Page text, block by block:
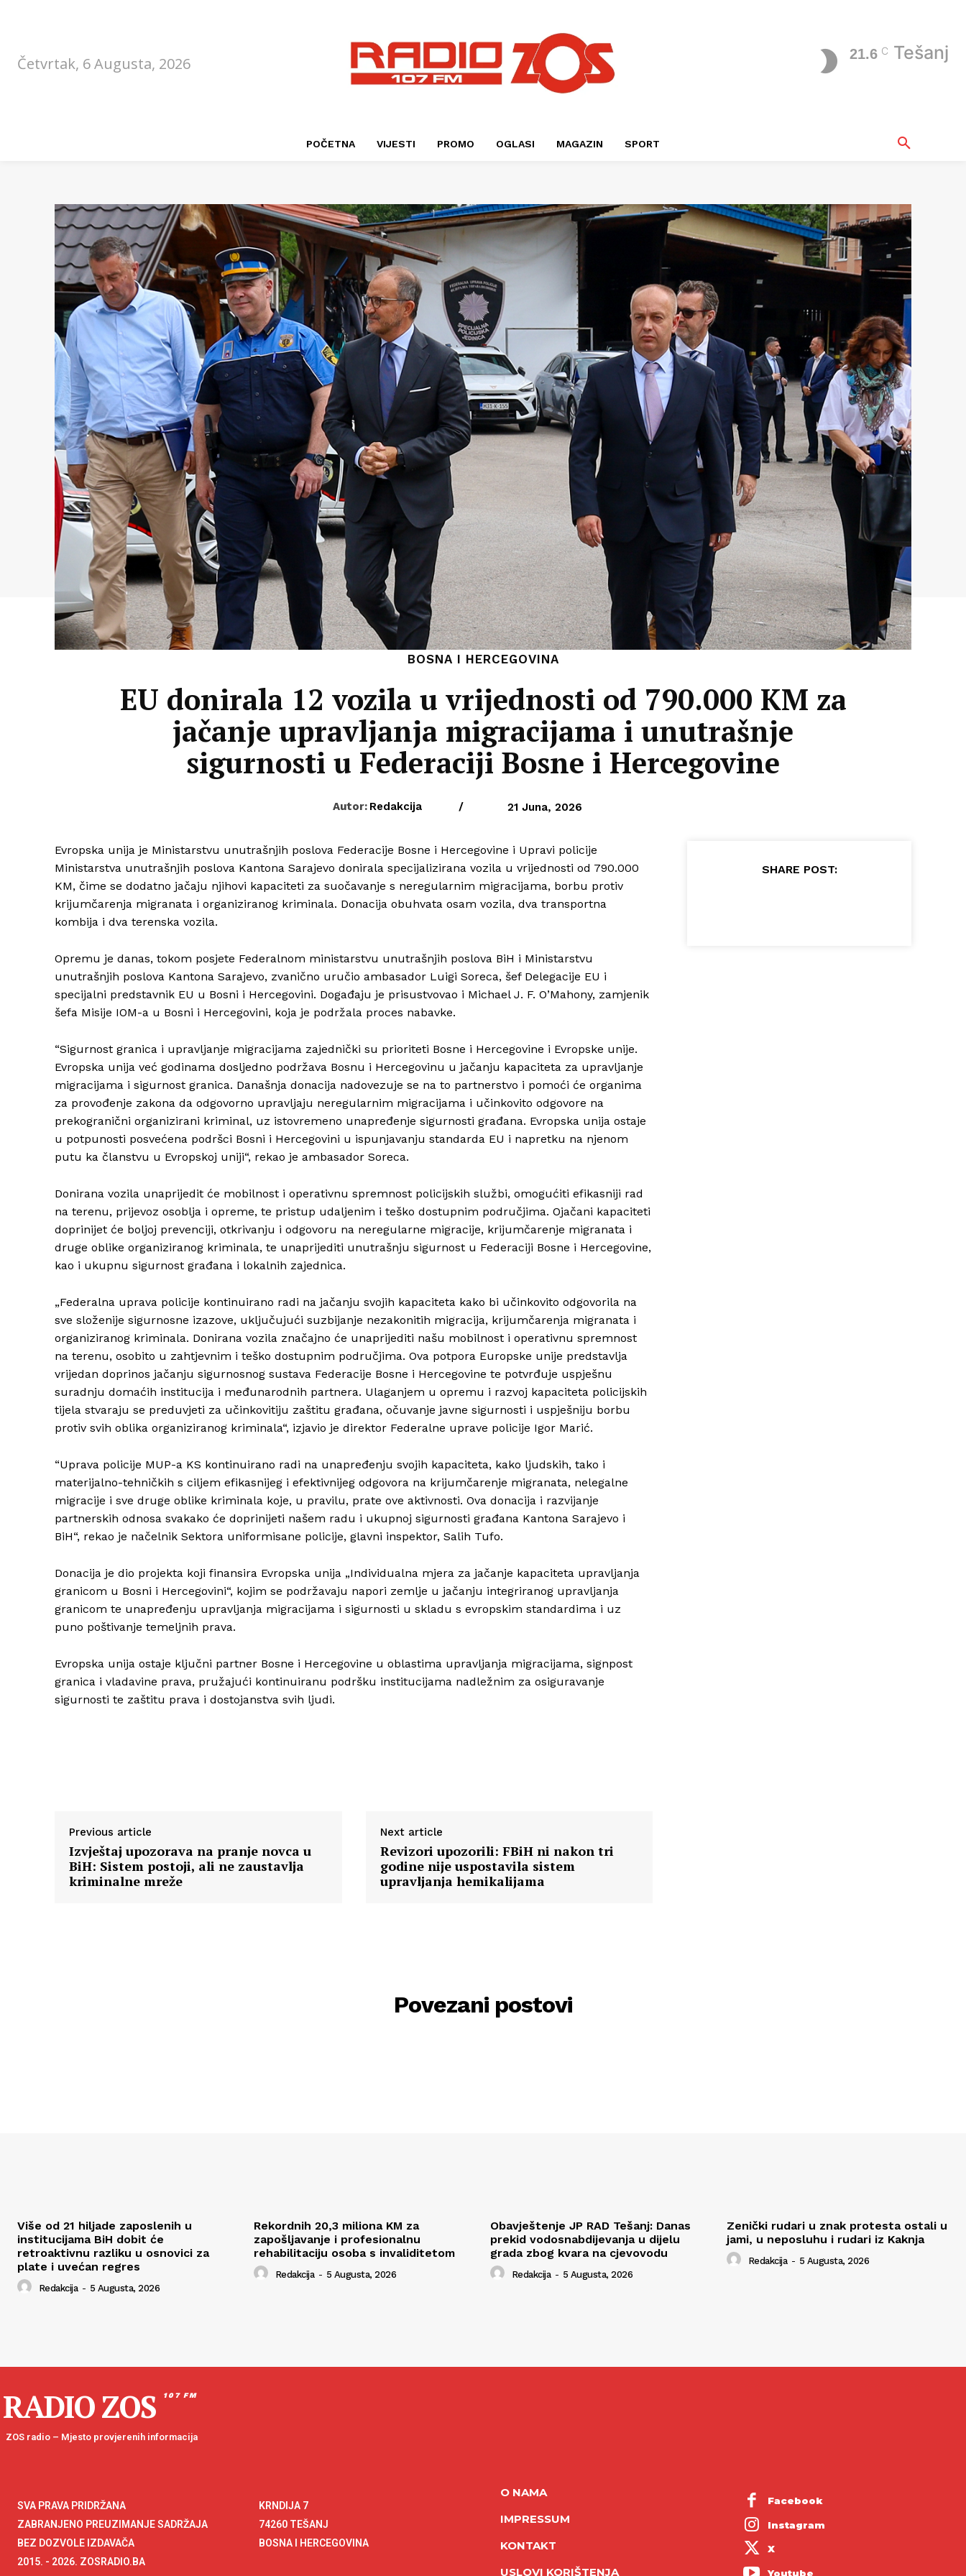
Četvrtak, 6 Augusta, 2026
21.6 C Tešanj
POČETNA VIJESTI PROMO OGLASI MAGAZIN SPORT
BOSNA I HERCEGOVINA
EU donirala 12 vozila u vrijednosti od 790.000 KM za
jačanje upravljanja migracijama i unutrašnje
sigurnosti u Federaciji Bosne i Hercegovine
Autor: Redakcija / 21 Juna, 2026
Evropska unija je Ministarstvu unutrašnjih poslova Federacije Bosne i Hercegovine i Upravi policije
Ministarstva unutrašnjih poslova Kantona Sarajevo donirala specijalizirana vozila u vrijednosti od 790.000
KM, čime se dodatno jačaju njihovi kapaciteti za suočavanje s neregularnim migracijama, borbu protiv
krijumčarenja migranata i organiziranog kriminala. Donacija obuhvata osam vozila, dva transportna
kombija i dva terenska vozila.
Opremu je danas, tokom posjete Federalnom ministarstvu unutrašnjih poslova BiH i Ministarstvu
unutrašnjih poslova Kantona Sarajevo, zvanično uručio ambasador Luigi Soreca, šef Delegacije EU i
specijalni predstavnik EU u Bosni i Hercegovini. Događaju je prisustvovao i Michael J. F. O’Mahony, zamjenik
šefa Misije IOM-a u Bosni i Hercegovini, koja je podržala proces nabavke.
“Sigurnost granica i upravljanje migracijama zajednički su prioriteti Bosne i Hercegovine i Evropske unije.
Evropska unija već godinama dosljedno podržava Bosnu i Hercegovinu u jačanju kapaciteta za upravljanje
migracijama i sigurnost granica. Današnja donacija nadovezuje se na to partnerstvo i pomoći će organima
za provođenje zakona da odgovorno upravljaju neregularnim migracijama i učinkovito odgovore na
prekogranični organizirani kriminal, uz istovremeno unapređenje sigurnosti građana. Evropska unija ostaje
u potpunosti posvećena podršci Bosni i Hercegovini u ispunjavanju standarda EU i napretku na njenom
putu ka članstvu u Evropskoj uniji“, rekao je ambasador Soreca.
Donirana vozila unaprijedit će mobilnost i operativnu spremnost policijskih službi, omogućiti efikasniji rad
na terenu, prijevoz osoblja i opreme, te pristup udaljenim i teško dostupnim područjima. Ojačani kapaciteti
doprinijet će boljoj prevenciji, otkrivanju i odgovoru na neregularne migracije, krijumčarenje migranata i
druge oblike organiziranog kriminala, te unaprijediti unutrašnju sigurnost u Federaciji Bosne i Hercegovine,
kao i ukupnu sigurnost građana i lokalnih zajednica.
„Federalna uprava policije kontinuirano radi na jačanju svojih kapaciteta kako bi učinkovito odgovorila na
sve složenije sigurnosne izazove, uključujući suzbijanje nezakonitih migracija, krijumčarenja migranata i
organiziranog kriminala. Donirana vozila značajno će unaprijediti našu mobilnost i operativnu spremnost
na terenu, osobito u zahtjevnim i teško dostupnim područjima. Ova potpora Europske unije predstavlja
vrijedan doprinos jačanju sigurnosnog sustava Federacije Bosne i Hercegovine te potvrđuje uspješnu
suradnju domaćih institucija i međunarodnih partnera. Ulaganjem u opremu i razvoj kapaciteta policijskih
tijela stvaraju se preduvjeti za učinkovitiju zaštitu građana, očuvanje javne sigurnosti i uspješniju borbu
protiv svih oblika organiziranog kriminala“, izjavio je direktor Federalne uprave policije Igor Marić.
“Uprava policije MUP-a KS kontinuirano radi na unapređenju svojih kapaciteta, kako ljudskih, tako i
materijalno-tehničkih s ciljem efikasnijeg i efektivnijeg odgovora na krijumčarenje migranata, nelegalne
migracije i sve druge oblike kriminala koje, u pravilu, prate ove aktivnosti. Ova donacija i razvijanje
partnerskih odnosa svakako će doprinijeti našem radu i ukupnoj sigurnosti građana Kantona Sarajevo i
BiH“, rekao je načelnik Sektora uniformisane policije, glavni inspektor, Salih Tufo.
Donacija je dio projekta koji finansira Evropska unija „Individualna mjera za jačanje kapaciteta upravljanja
granicom u Bosni i Hercegovini“, kojim se podržavaju napori zemlje u jačanju integriranog upravljanja
granicom te unapređenju upravljanja migracijama i sigurnosti u skladu s evropskim standardima i uz
puno poštivanje temeljnih prava.
Evropska unija ostaje ključni partner Bosne i Hercegovine u oblastima upravljanja migracijama, signpost
granica i vladavine prava, pružajući kontinuiranu podršku institucijama nadležnim za osiguravanje
sigurnosti te zaštitu prava i dostojanstva svih ljudi.
Previous article
Izvještaj upozorava na pranje novca u
BiH: Sistem postoji, ali ne zaustavlja
kriminalne mreže
Next article
Revizori upozorili: FBiH ni nakon tri
godine nije uspostavila sistem
upravljanja hemikalijama
SHARE POST:
Povezani postovi
Više od 21 hiljade zaposlenih u
institucijama BiH dobit će
retroaktivnu razliku u osnovici za
plate i uvećan regres
Redakcija - 5 Augusta, 2026
Rekordnih 20,3 miliona KM za
zapošljavanje i profesionalnu
rehabilitaciju osoba s invaliditetom
Redakcija - 5 Augusta, 2026
Obavještenje JP RAD Tešanj: Danas
prekid vodosnabdijevanja u dijelu
grada zbog kvara na cjevovodu
Redakcija - 5 Augusta, 2026
Zenički rudari u znak protesta ostali u
jami, u neposluhu i rudari iz Kaknja
Redakcija - 5 Augusta, 2026
RADIO ZOS 107 FM
ZOS radio – Mjesto provjerenih informacija
SVA PRAVA PRIDRŽANA
ZABRANJENO PREUZIMANJE SADRŽAJA
BEZ DOZVOLE IZDAVAČA
2015. - 2026. ZOSRADIO.BA
KRNDIJA 7
74260 TEŠANJ
BOSNA I HERCEGOVINA
O NAMA
IMPRESSUM
KONTAKT
USLOVI KORIŠTENJA
Facebook
Instagram
X
Youtube